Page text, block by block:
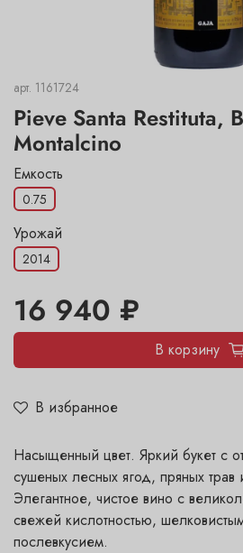
арт. 1161724
Pieve Santa Restituta,
Montalcino
В избранное
Емкость
0.75
Урожай
2014
16 940 ₽
В корзину
Насыщенный цвет. Яркий букет с
сушеных лесных ягод, пряных
Элегантное, чистое вино с
свежей кислотностью,
послевкусием.